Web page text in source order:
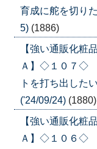
育成に舵を切り
5) (1886)
【強い通販化粧
Ａ】◇１０７◇
トを打ち出した
('24/09/24) (1880)
【強い通販化粧
Ａ】◇１０６◇